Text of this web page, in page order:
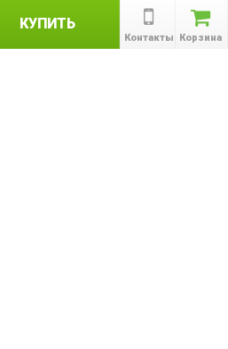
Корзина
Контакты
КУПИТЬ